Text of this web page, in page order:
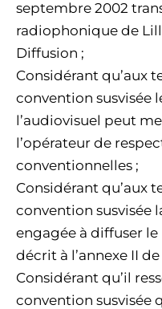
septembre 2002
radiophonique de
Diffusion ;
Considérant qu’aux
convention susvisée
l’audiovisuel peut
l’opérateur de
conventionnelles ;
Considérant qu’aux
convention susvisée
engagée à diffuser
décrit à l’annexe II
Considérant qu’il
convention susvisée